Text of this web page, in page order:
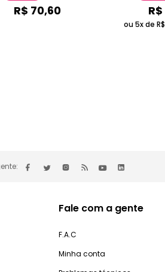
R$ 70,60 R$
ou 5x de R$
Fale com a gente
F.A.C
Minha conta